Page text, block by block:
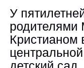
У
Кристианом